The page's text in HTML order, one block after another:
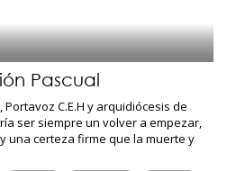
Pascual
C.E.H y arquidiócesis de
ser siempre un volver a empezar,
una certeza firme que la muerte y